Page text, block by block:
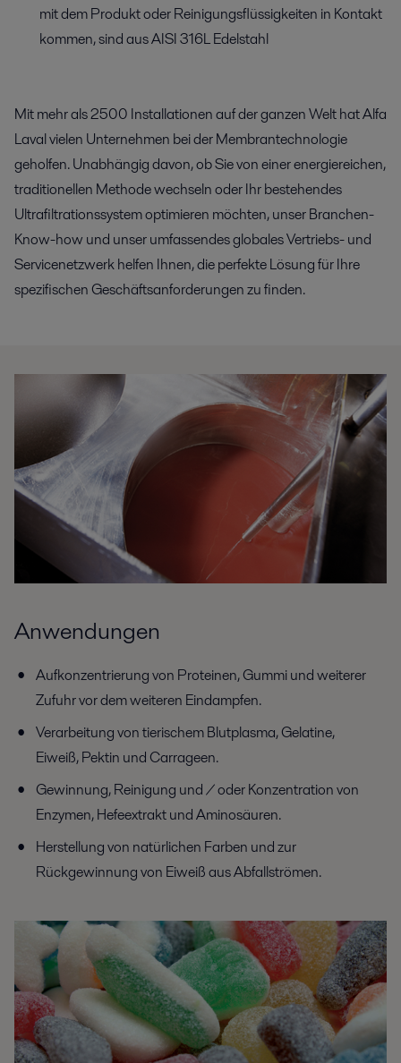
mit dem Produkt oder Reinigungsflüssigkeiten in Kontakt
kommen, sind aus AISI 316L Edelstahl
Mit mehr als 2500 Installationen auf der ganzen Welt hat Alfa
Laval vielen Unternehmen bei der Membrantechnologie
geholfen. Unabhängig davon, ob Sie von einer energiereichen,
traditionellen Methode wechseln oder Ihr bestehendes
Ultrafiltrationssystem optimieren möchten, unser Branchen-
Know-how und unser umfassendes globales Vertriebs- und
Servicenetzwerk helfen Ihnen, die perfekte Lösung für Ihre
spezifischen Geschäftsanforderungen zu finden.
Anwendungen
Aufkonzentrierung von Proteinen, Gummi und weiterer
Zufuhr vor dem weiteren Eindampfen.
Verarbeitung von tierischem Blutplasma, Gelatine,
Eiweiß, Pektin und Carrageen.
Gewinnung, Reinigung und / oder Konzentration von
Enzymen, Hefeextrakt und Aminosäuren.
Herstellung von natürlichen Farben und zur
Rückgewinnung von Eiweiß aus Abfallströmen.